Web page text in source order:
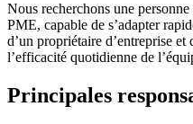
Nous recherchons une
PME, capable de s’adapter
d’un propriétaire d’entreprise
l’efficacité quotidienne de
Principales